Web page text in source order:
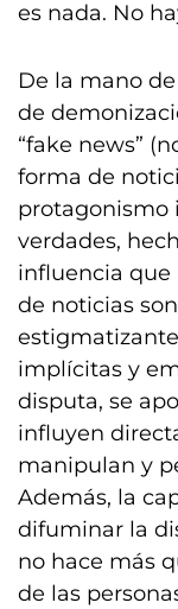
es nada. No
De la mano
de
“fake news”
forma de
protagonismo
verdades,
influencia que
de noticias
implícitas y
disputa, se
influyen
manipulan y
Además, la
difuminar la
no hace más
de las